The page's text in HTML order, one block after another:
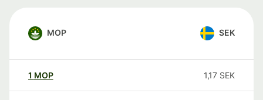
MOP SEK
1 MOP 1,17 SEK